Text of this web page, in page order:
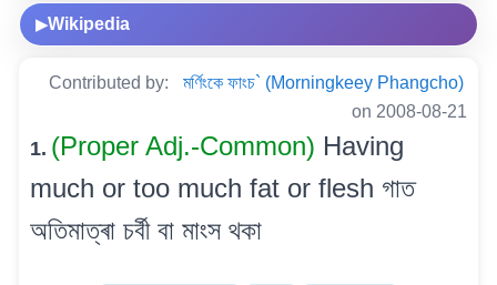
▶Wikipedia
Contributed by:
মৰ্ণিংকে ফাংচ` (Morningkeey Phangcho)
on 2008-08-21
1. (Proper Adj.-Common) Having
much or too much fat or flesh গাত
অতিমাত্ৰা চৰ্বী বা মাংস থকা